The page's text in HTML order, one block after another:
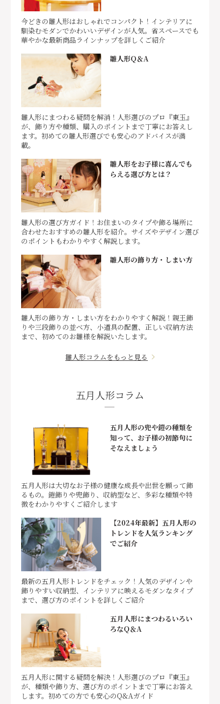
今どきの雛人形はおしゃれでコンパクト！インテリアに
馴染むモダンでかわいいデザインが人気。省スペースでも
華やかな最新商品ラインナップを詳しくご紹介
雛人形Q＆A
雛人形にまつわる疑問を解消！人形選びのプロ『東玉』
が、飾り方や種類、購入のポイントまで丁寧にお答えし
ます。初めての雛人形選びでも安心のアドバイスが満
載。
雛人形をお子様に喜んでも
らえる選び方とは？
雛人形の選び方ガイド！お住まいのタイプや飾る場所に
合わせたおすすめの雛人形を紹介。サイズやデザイン選び
のポイントもわかりやすく解説します。
雛人形の飾り方・しまい方
雛人形の飾り方・しまい方をわかりやすく解説！親王飾
りや三段飾りの並べ方、小道具の配置、正しい収納方法
まで、初めてのお雛様を解説いたします。
雛人形コラムをもっと見る
五月人形コラム
五月人形の兜や鎧の種類を
知って、お子様の初節句に
そなえましょう
五月人形は大切なお子様の健康な成長や出世を願って飾
るもの。鎧飾りや兜飾り、収納型など、多彩な種類や特
徴をわかりやすくご紹介します
【2024年最新】五月人形の
トレンドを人気ランキング
でご紹介
最新の五月人形トレンドをチェック！人気のデザインや
飾りやすい収納型、インテリアに映えるモダンなタイプ
まで、選び方のポイントを詳しくご紹介
五月人形にまつわるいろい
ろなQ＆A
五月人形に関する疑問を解決！人形選びのプロ『東玉』
が、種類や飾り方、選び方のポイントまで丁寧にお答え
します。初めての方でも安心のQ&Aガイド